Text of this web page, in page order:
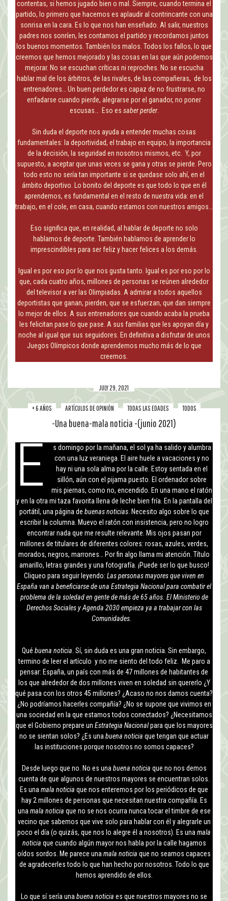
JULY 29, 2021
contentas, si hemos jugado bien o mal. Siempre, cuando termina el
partido, lo primero que hacemos es aplaudir al contrincante con una
sonrisa en la cara. Es lo que nos han enseñado. Al salir, nuestros
padres nos sonríen, les contamos el partido y recordamos juntos
los buenos momentos. También los malos. Todos los fallos, lo que
creemos que hemos mejorado y las cosas en las que aún podemos
mejorar. No se escuchan críticas ni reproches. No se escucha
hablar mal de los árbitros, de las rivales, de las compañeras, de los
entrenadores… Un buen perdedor es capaz de no frustrarse, no
enfadarse cuando pierde, alegrarse por el ganador, no poner
escusas… Eso es saber perder.
Sin duda el deporte nos ayuda a entender muchas cosas
fundamentales: la deportividad, el trabajo en equipo, la importancia
de la decisión, la seguridad en nosotros mismos, etc. Y, por
supuesto, a aceptar que unas veces se gana y otras se pierde. Pero
todo esto no sería tan importante si se quedase solo ahí, en el
ámbito deportivo. Lo bonito del deporte es que todo lo que en él
aprendemos, es fundamental en el resto de nuestra vida: en el
trabajo, en el cole, en casa, cuando estamos con nuestros amigos…
Eso significa que, en realidad, al hablar de deporte no solo
hablamos de deporte. También hablamos de aprender lo
imprescindibles para ser feliz y hacer felices a los demás.
Igual es por eso por lo que nos gusta tanto. Igual es por eso por lo
que, cada cuatro años, millones de personas se reúnen alrededor
del televisor a ver las Olimpiadas. A admirar a todos aquellos
deportistas que ganan, pierden, que se esfuerzan, que dan siempre
lo mejor de ellos. A sus entrenadores que cuando acaba la prueba
les felicitan pase lo que pase. A sus familias que les apoyan día y
noche al igual que sus seguidores. En definitiva a disfrutar de unos
Juegos Olímpicos donde aprendemos mucho más de lo que
creemos.
+ 6 AÑOS ARTÍCULOS DE OPINIÓN TODAS LAS EDADES TODOS
-Una buena-mala noticia -(junio 2021)
E
s domingo por la mañana, el sol ya ha salido y alumbra
con una luz veraniega. El aire huele a vacaciones y no
hay ni una sola alma por la calle. Estoy sentada en el
sillón, aún con el pijama puesto. El ordenador sobre
mis piernas, como no, encendido. En una mano el ratón
y en la otra mi taza favorita llena de leche bien fría. En la pantalla del
portátil, una página de buenas noticias. Necesito algo sobre lo que
escribir la columna. Muevo el ratón con insistencia, pero no logro
encontrar nada que me resulte relevante. Mis ojos pasan por
millones de titulares de diferentes colores: rosas, azules, verdes,
morados, negros, marrones… Por fin algo llama mi atención. Título
amarillo, letras grandes y una fotografía. ¡Puede ser lo que busco!
Cliqueo para seguir leyendo: Las personas mayores que viven en
España van a beneficiarse de una Estrategia Nacional para combatir el
problema de la soledad en gente de más de 65 años. El Ministerio de
Derechos Sociales y Agenda 2030 empieza ya a trabajar con las
Comunidades.
Qué buena noticia . Sí, sin duda es una gran noticia. Sin embargo,
termino de leer el artículo y no me siento del todo feliz. Me paro a
pensar: España, un país con más de 47 millones de habitantes de
los que alrededor de dos millones viven en soledad sin quererlo ¿Y
qué pasa con los otros 45 millones? ¿Acaso no nos damos cuenta?
¿No podríamos hacerles compañía? ¿No se supone que vivimos en
una sociedad en la que estamos todos conectados? ¿Necesitamos
que el Gobierno prepare un Estrategia Nacionalpara que los mayores
no se sientan solos? ¿Es una buena noticia que tengan que actuar
las instituciones porque nosotros no somos capaces?
Desde luego que no. No es una buena noticia que no nos demos
cuenta de que algunos de nuestros mayores se encuentran solos.
Es una mala noticia que nos enteremos por los periódicos de que
hay 2 millones de personas que necesitan nuestra compañía. Es
una mala noticia que no se nos ocurra nunca tocar el timbre de ese
vecino que sabemos que vive solo para hablar con él y alegrarle un
poco el día (o quizás, que nos lo alegre él a nosotros). Es una mala
noticia que cuando algún mayor nos habla por la calle hagamos
oídos sordos. Me parece una mala noticia que no seamos capaces
de agradecerles todo lo que han hecho por nosotros. Todo lo que
hemos aprendido de ellos.
Lo que sí sería una buena noticia es que nuestros mayores no se